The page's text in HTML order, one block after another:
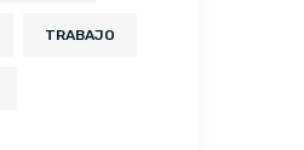
TRABAJO